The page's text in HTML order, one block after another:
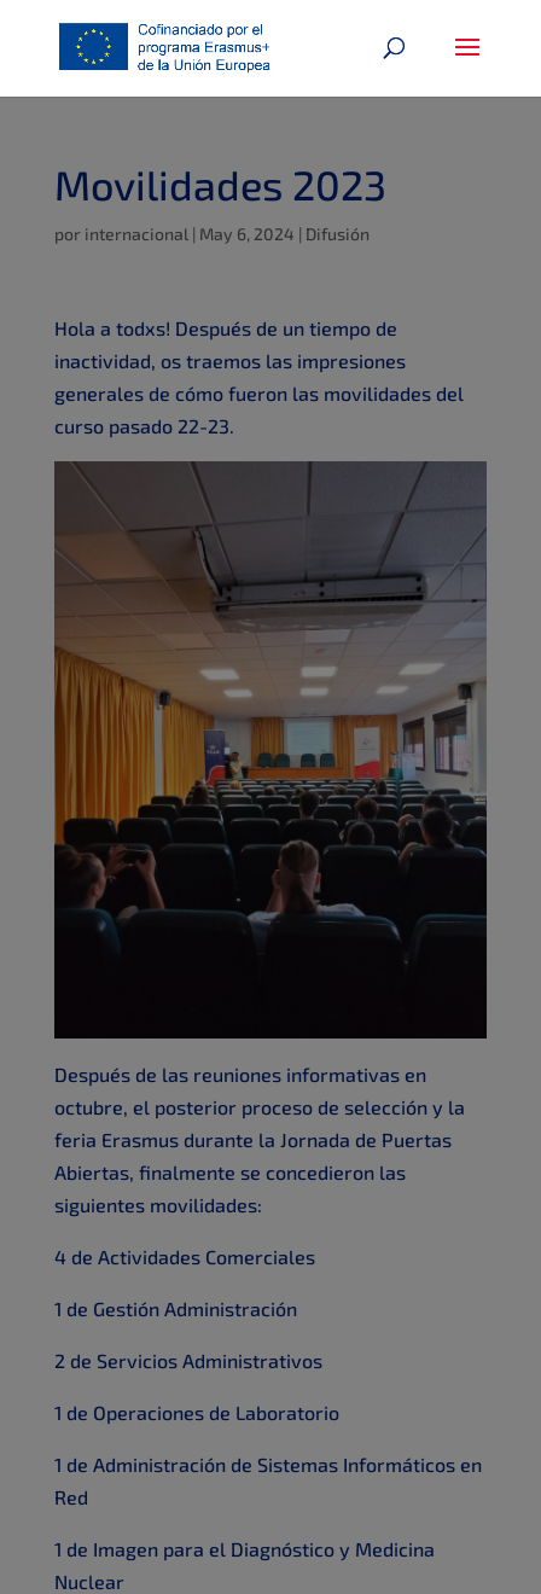
Movilidades 2023
por internacional | May 6, 2024 | Difusión
Hola a todxs! Después de un tiempo de
inactividad, os traemos las impresiones
generales de cómo fueron las movilidades del
curso pasado 22-23.
Después de las reuniones informativas en
octubre, el posterior proceso de selección y la
feria Erasmus durante la Jornada de Puertas
Abiertas, finalmente se concedieron las
siguientes movilidades:
4 de Actividades Comerciales
1 de Gestión Administración
2 de Servicios Administrativos
1 de Operaciones de Laboratorio
1 de Administración de Sistemas Informáticos en
Red
1 de Imagen para el Diagnóstico y Medicina
Nuclear